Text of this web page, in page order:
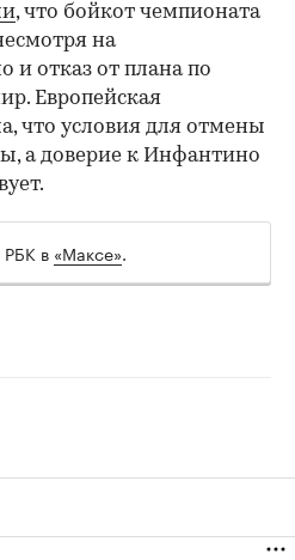
, что бойкот чемпионата
на
и отказ от плана по
Европейская
что условия для отмены
а доверие к Инфантино
РБК в «Максе».